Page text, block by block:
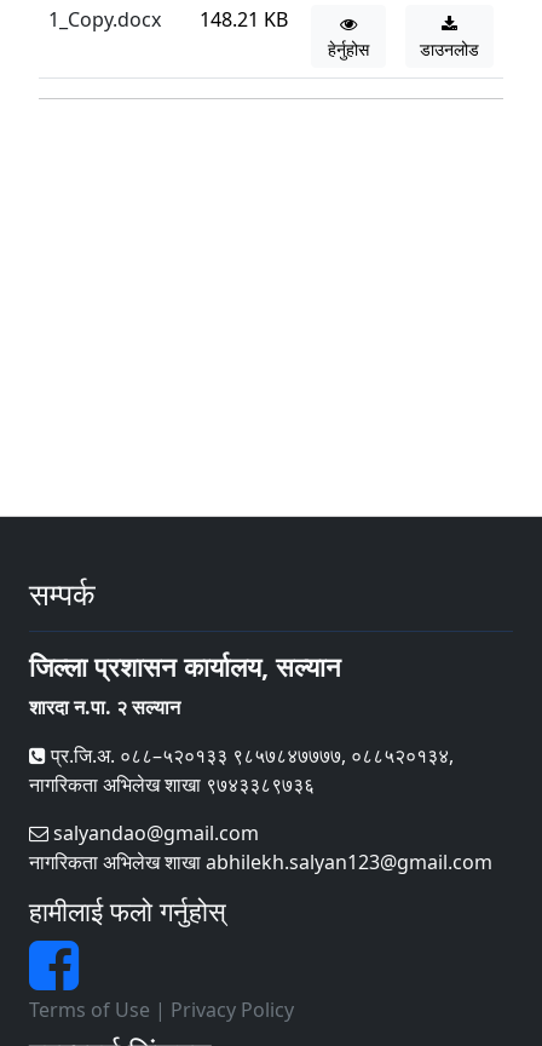
1_Copy.docx 148.21 KB
हेर्नुहोस डाउनलोड
सम्पर्क
जिल्ला प्रशासन कार्यालय, सल्यान
शारदा न.पा. २ सल्यान
प्र.जि.अ. ०८८–५२०१३३ ९८५७८४७७७७, ०८८५२०१३४,
नागरिकता अभिलेख शाखा ९७४३३८९७३६
salyandao@gmail.com
नागरिकता अभिलेख शाखा abhilekh.salyan123@gmail.com
हामीलाई फलो गर्नुहोस्
Terms of Use | Privacy Policy